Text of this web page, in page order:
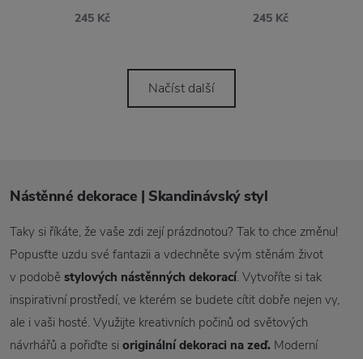
245 Kč 245 Kč
Načíst další
Nástěnné dekorace | Skandinávský styl
Taky si říkáte, že vaše zdi zejí prázdnotou? Tak to chce změnu!
Popusťte uzdu své fantazii a vdechněte svým stěnám život
v podobě stylových nástěnných dekorací. Vytvoříte si tak
inspirativní prostředí, ve kterém se budete cítit dobře nejen vy,
ale i vaši hosté. Využijte kreativních počinů od světových
návrhářů a pořiďte si originální dekoraci na zeď. Moderní